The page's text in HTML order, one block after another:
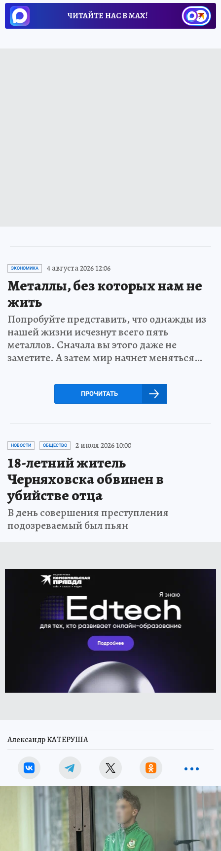
ЧИТАЙТЕ НАС В МАХ!
ЭКОНОМИКА 4 августа 2026 12:06
Металлы, без которых нам не
жить
Попробуйте представить, что однажды из
нашей жизни исчезнут всего пять
металлов. Сначала вы этого даже не
заметите. А затем мир начнет меняться…
ПРОЧИТАТЬ
НОВОСТИ ОБЩЕСТВО 2 июля 2026 10:00
18-летний житель
Черняховска обвинен в
убийстве отца
В день совершения преступления
подозреваемый был пьян
Александр КАТЕРУША